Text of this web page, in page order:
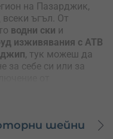
на Пазарджик,
ъгъл. От
водни ски и
изживявания с АТВ
джип, тук можеш да
за себе си или за
шейни